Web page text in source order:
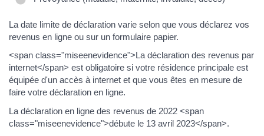
La date limite de déclaration varie selon que vous déclarez vos
revenus en ligne ou sur un formulaire papier.
<span class="miseenevidence">La déclaration des revenus par
internet</span> est obligatoire si votre résidence principale est
équipée d'un accès à internet et que vous êtes en mesure de
faire votre déclaration en ligne.
La déclaration en ligne des revenus de 2022 <span
class="miseenevidence">débute le 13 avril 2023</span>.